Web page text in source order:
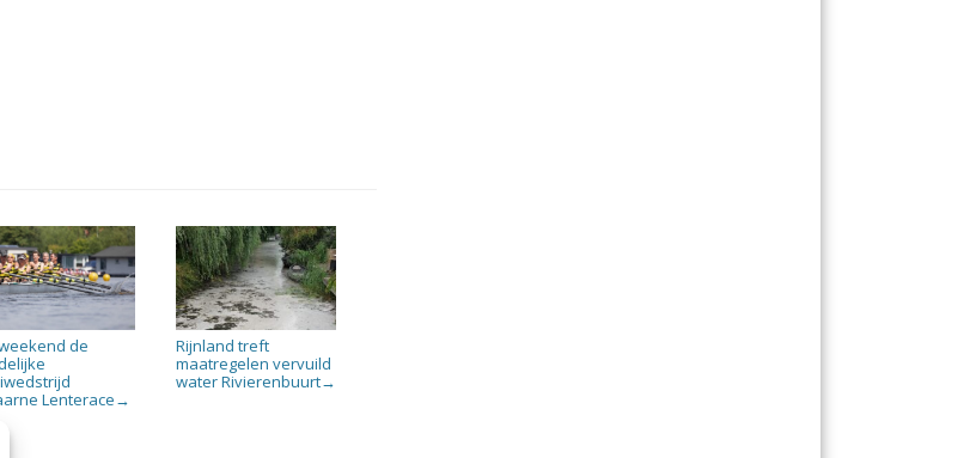
de
Lenterace →
Rijnland treft
maatregelen vervuild
water Rivierenbuurt→